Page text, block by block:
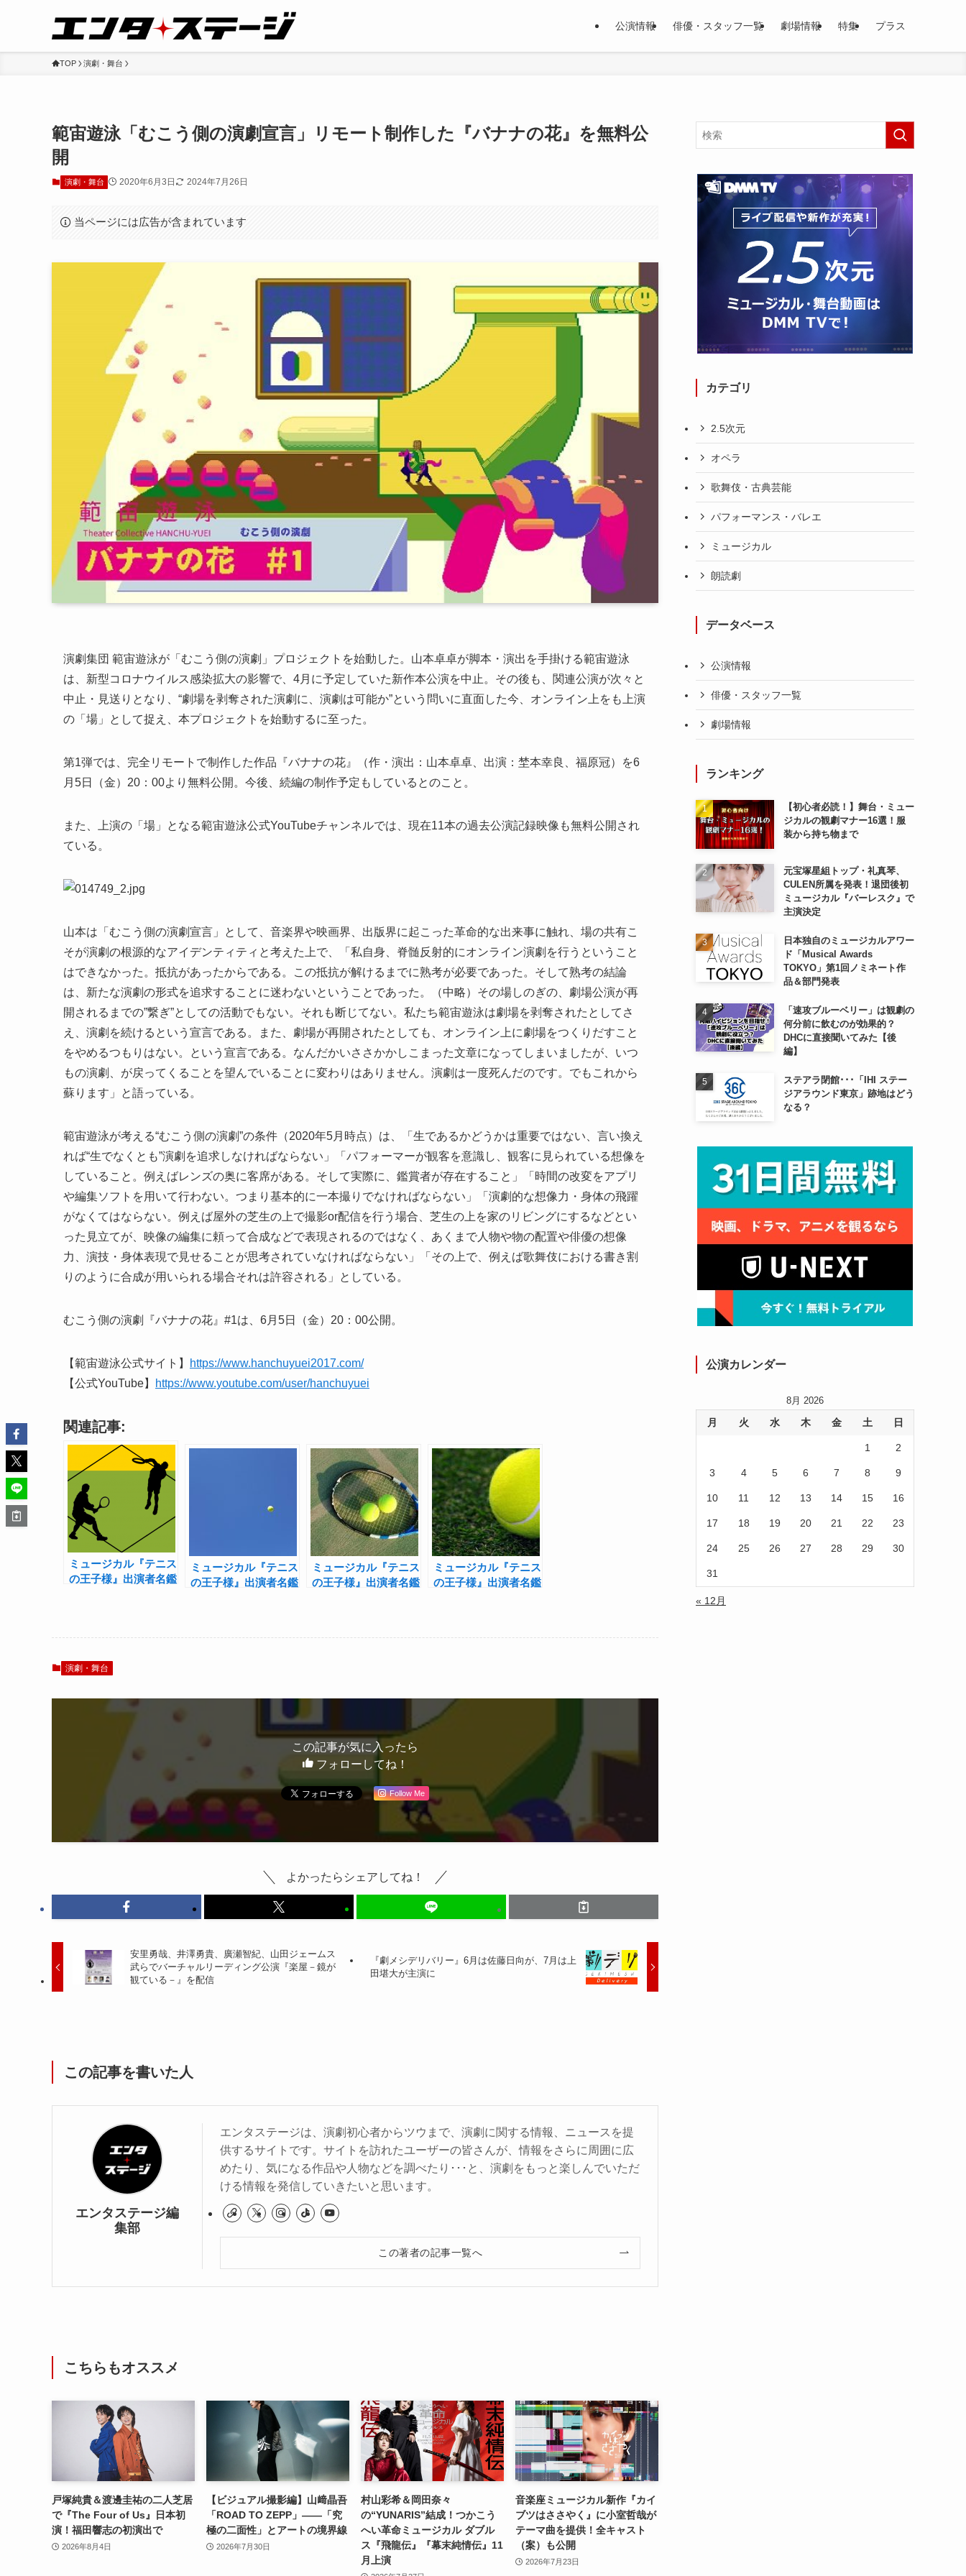
公演情報 俳優・スタッフ一覧 劇場情報 特集 プラス
TOP 演劇・舞台
範宙遊泳「むこう側の演劇宣言」リモート制作した『バナナの花』を無料公
開
演劇・舞台 2020年6月3日 2024年7月26日
当ページには広告が含まれています
演劇集団 範宙遊泳が「むこう側の演劇」プロジェクトを始動した。山本卓卓が脚本・演出を手掛ける範宙遊泳
は、新型コロナウイルス感染拡大の影響で、4月に予定していた新作本公演を中止。その後も、関連公演が次々と
中止・見送りとなり、“劇場を剥奪された演劇に、演劇は可能か”という問いに直面した今、オンライン上をも上演
の「場」として捉え、本プロジェクトを始動するに至った。
第1弾では、完全リモートで制作した作品『バナナの花』（作・演出：山本卓卓、出演：埜本幸良、福原冠）を6
月5日（金）20：00より無料公開。今後、続編の制作予定もしているとのこと。
また、上演の「場」となる範宙遊泳公式YouTubeチャンネルでは、現在11本の過去公演記録映像も無料公開され
ている。
山本は「むこう側の演劇宣言」として、音楽界や映画界、出版界に起こった革命的な出来事に触れ、場の共有こ
そが演劇の根源的なアイデンティティと考えた上で、「私自身、脊髄反射的にオンライン演劇を行うということ
はできなかった。抵抗があったからである。この抵抗が解けるまでに熟考が必要であった。そして熟考の結論
は、新たな演劇の形式を追求することに迷わないということであった。（中略）その場しのぎの、劇場公演が再
開されるまでの”繋ぎ”としての活動でもない。それも断じてない。私たち範宙遊泳は劇場を剥奪されたとしてさ
え、演劇を続けるという宣言である。また、劇場が再開されたとしても、オンライン上に劇場をつくりだすこと
をやめるつもりはない。という宣言である。なんだかいささかかしこまった文章になってしまいましたが、いつ
もの演劇、が戻ってくることを望んでいることに変わりはありません。演劇は一度死んだのです。でもこれから
蘇ります」と語っている。
範宙遊泳が考える“むこう側の演劇”の条件（2020年5月時点）は、「生であるかどうかは重要ではない、言い換え
れば“生でなくとも”演劇を追求しなければならない」「パフォーマーが観客を意識し、観客に見られている想像を
していること。例えばレンズの奥に客席がある。そして実際に、鑑賞者が存在すること」「時間の改変をアプリ
や編集ソフトを用いて行わない。つまり基本的に一本撮りでなければならない」「演劇的な想像力・身体の飛躍
がなくてはならない。例えば屋外の芝生の上で撮影or配信を行う場合、芝生の上を家のリビングにするなどとい
った見立てが、映像の編集に頼って合成などで表現されるのではなく、あくまで人物や物の配置や俳優の想像
力、演技・身体表現で見せることが思考されていなければならない」「その上で、例えば歌舞伎における書き割
りのように合成が用いられる場合それは許容される」としている。
むこう側の演劇『バナナの花』#1は、6月5日（金）20：00公開。
【範宙遊泳公式サイト】
https://www.hanchuyuei2017.com/
【公式YouTube】
https://www.youtube.com/user/hanchuyuei
関連記事:
ミュージカル『テニス
の王子様』出演者名鑑
り返る
ミュージカル『テニス
の王子様』出演者名鑑
ミュージカル『テニス
の王子様』出演者名鑑
ミュージカル『テニス
の王子様』出演者名鑑
演劇・舞台
この記事が気に入ったら
フォローしてね！
Follow Me
よかったらシェアしてね！
安里勇哉、井澤勇貴、廣瀬智紀、山田ジェームス
武らでバーチャルリーディング公演『楽屋－鏡が
観ている－』を配信
『劇メシデリバリー』6月は佐藤日向が、7月は上
田堪大が主演に
この記事を書いた人
エンタステージ編
集部
エンタステージは、演劇初心者からツウまで、演劇に関する情報、ニュースを提
供するサイトです。サイトを訪れたユーザーの皆さんが、情報をさらに周囲に広
めたり、気になる作品や人物などを調べたり･･･と、演劇をもっと楽しんでいただ
ける情報を発信していきたいと思います。
この著者の記事一覧へ
こちらもオススメ
戸塚純貴＆渡邊圭祐の二人芝居
で『The Four of Us』日本初
演！福田響志の初演出で
2026年8月4日
【ビジュアル撮影編】山﨑晶吾
「ROAD TO ZEPP」――「究
極の二面性」とアートの境界線
2026年7月30日
村山彩希＆岡田奈々
の“YUNARIS”結成！つかこう
へい革命ミュージカル ダブル
ス『飛龍伝』『幕末純情伝』11
月上演
音楽座ミュージカル新作『カイ
ブツはささやく』に小室哲哉が
テーマ曲を提供！全キャスト
（案）も公開
2026年7月23日
カテゴリ
2.5次元
オペラ
歌舞伎・古典芸能
パフォーマンス・バレエ
ミュージカル
朗読劇
データベース
公演情報
俳優・スタッフ一覧
劇場情報
ランキング
【初心者必読！】舞台・ミュー
ジカルの観劇マナー16選！服
装から持ち物まで
元宝塚星組トップ・礼真琴、
CULEN所属を発表！退団後初
ミュージカル『バーレスク』で
主演決定
日本独自のミュージカルアワー
ド「Musical Awards
TOKYO」第1回ノミネート作
品＆部門発表
「速攻ブルーベリー」は観劇の
何分前に飲むのが効果的？
DHCに直接聞いてみた【後
編】
ステアラ閉館･･･「IHI ステー
ジアラウンド東京」跡地はどう
なる？
公演カレンダー
8月 2026
月 火 水 木 金 土 日
1 2
3 4 5 6 7 8 9
10 11 12 13 14 15 16
17 18 19 20 21 22 23
24 25 26 27 28 29 30
31
« 12月